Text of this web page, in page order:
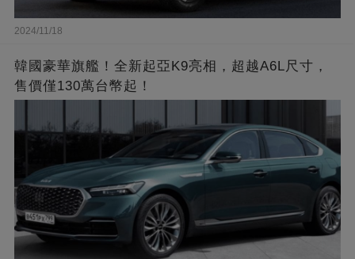
2024/11/18
韓國豪華旗艦！全新起亞K9亮相，超越A6L尺寸，
售價僅130萬台幣起！